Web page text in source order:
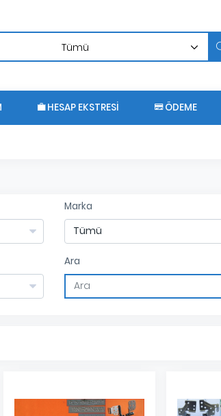
HESAP EKSTRESI ÖDEME
Marka
Ara